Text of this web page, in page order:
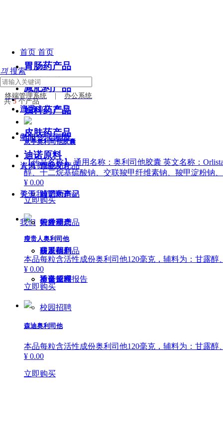
首页 首页
关于迪诺
迪诺
公司概况
企业文化
迪诺大事记
荣誉资质
研发创新
质量管理
产品中心 产品
中心
胃肠药产品
减肥药产品
妇科药产品
皮肤药产品
迪诺原料
新闻资讯 新闻
资讯
公司动态
行业动态
人力资源 人力
资源
人才理念
员工福利
社会招聘
校园招聘
关于我们 关于
我们
联系我们
不良反应报告
끠 搜索
终端管理系统 办公系统
胃肠药产品
减肥药产品
妇科药产品
皮肤药产品
迪诺原料
共3个产品
意亭奥利司他胶囊
【药品名称】 通用名称：奥利司他胶囊 英文名称：
醇、十二烷基硫酸钠、交联羧甲纤维素钠、羧甲淀粉钠
¥ 0.00
立即购买
瘦贵人奥利司他
本品每粒含活性成份奥利司他120毫克，辅料为：甘露
¥ 0.00
立即购买
森迪奥利司他
本品每粒含活性成份奥利司他120毫克，辅料为：甘露
¥ 0.00
立即购买